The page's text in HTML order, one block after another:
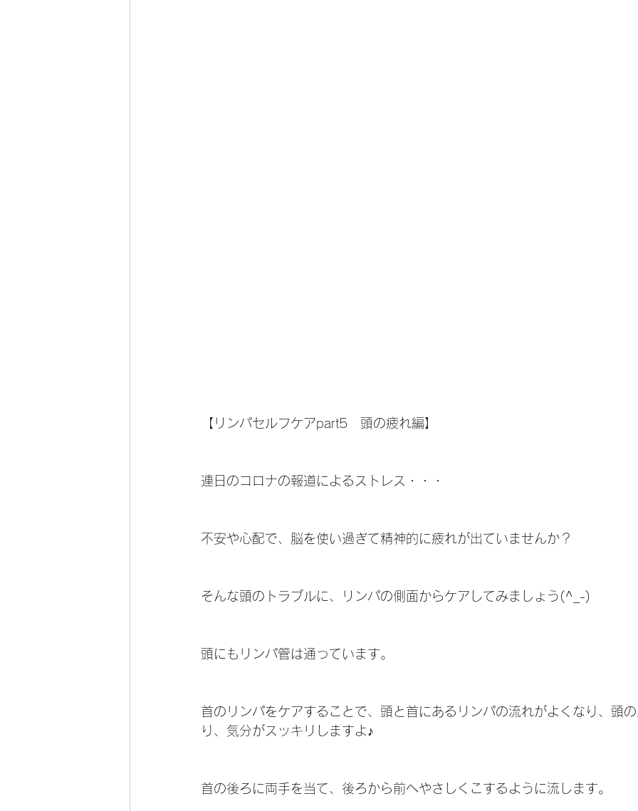
【リンパセルフケアpart5　頭の疲れ編】
連日のコロナの報道によるストレス・・・
不安や心配で、脳を使い過ぎて精神的に疲れが出ていませんか？
そんな頭のトラブルに、リンパの側面からケアしてみましょう(^_-)
頭にもリンパ管は通っています。
首のリンパをケアすることで、頭と首にあるリンパの流れがよくなり、頭
り、気分がスッキリしますよ♪
首の後ろに両手を当て、後ろから前へやさしくこするように流します。